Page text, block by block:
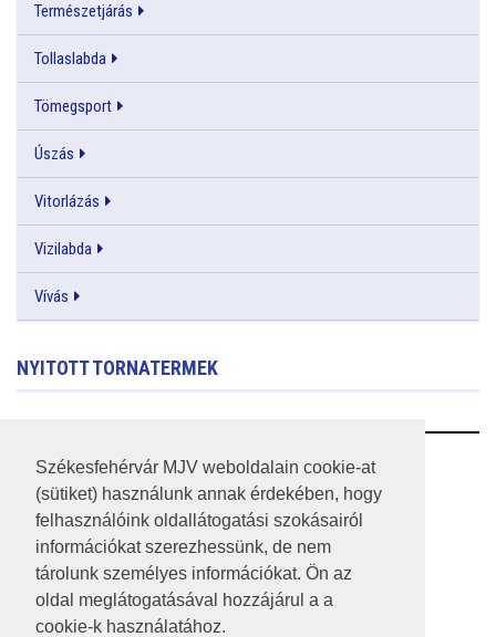
Székesfehérvár MJV weboldalain cookie-at
(sütiket) használunk annak érdekében, hogy
felhasználóink oldallátogatási szokásairól
információkat szerezhessünk, de nem
tárolunk személyes információkat. Ön az
oldal meglátogatásával hozzájárul a a
cookie-k használatához.
Természetjárás
Tollaslabda
Tömegsport
Úszás
Vitorlázás
Vizilabda
Vívás
NYITOTT TORNATERMEK
RSS
A HONLAP 2017.03.31-I ÁLLAPOTA
JOGI NYILATKOZAT
IMPRESSZUM